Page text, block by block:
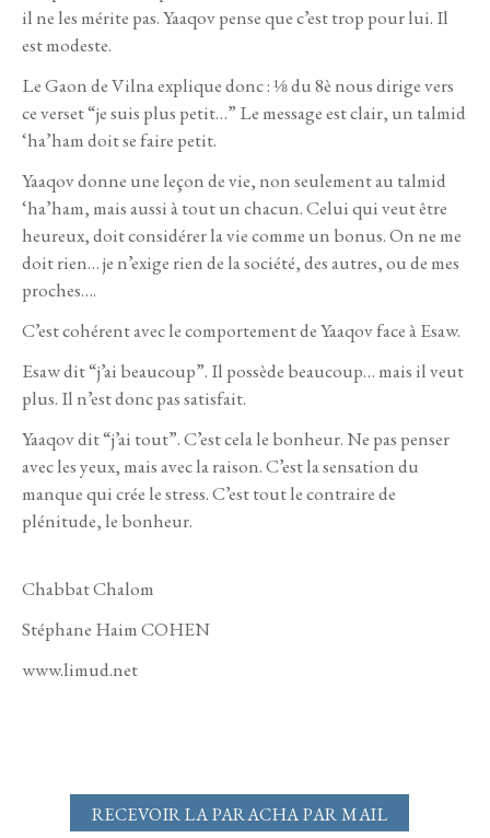
il ne les mérite pas. Yaaqov pense que c’est trop pour lui. Il
est modeste.
Le Gaon de Vilna explique donc : ⅛ du 8è nous dirige vers
ce verset “je suis plus petit…” Le message est clair, un talmid
‘ha’ham doit se faire petit.
Yaaqov donne une leçon de vie, non seulement au talmid
‘ha’ham, mais aussi à tout un chacun. Celui qui veut être
heureux, doit considérer la vie comme un bonus. On ne me
doit rien… je n’exige rien de la société, des autres, ou de mes
proches….
C’est cohérent avec le comportement de Yaaqov face à Esaw.
Esaw dit “j’ai beaucoup”. Il possède beaucoup… mais il veut
plus. Il n’est donc pas satisfait.
Yaaqov dit “j’ai tout”. C’est cela le bonheur. Ne pas penser
avec les yeux, mais avec la raison. C’est la sensation du
manque qui crée le stress. C’est tout le contraire de
plénitude, le bonheur.
Chabbat Chalom
Stéphane Haim COHEN
www.limud.net
RECEVOIR LA PARACHA PAR MAIL